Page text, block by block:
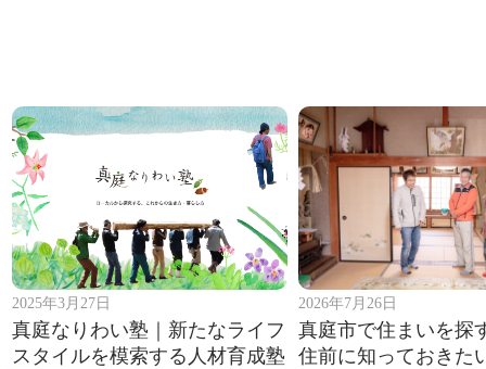
2025年3月27日
真庭なりわい塾｜新たなライフ
スタイルを模索する人材育成塾
2026年7月26日
真庭市で住まいを探
住前に知っておきた